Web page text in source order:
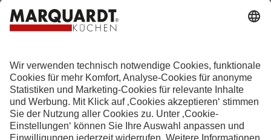
Hotline 0800 133 133 0
info@marquardt-kuechen.de
4.9Sterne aus4153Bewertungen